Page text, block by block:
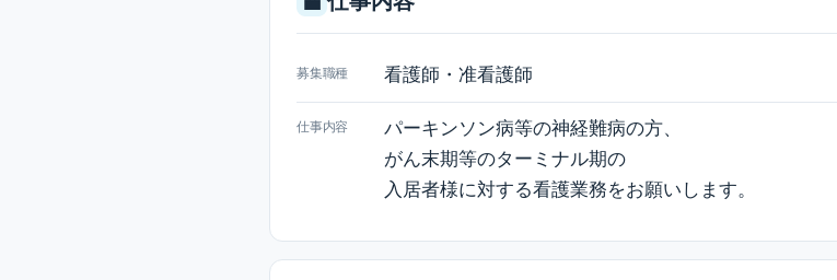
募集職種 看護師・准看護師
仕事内容
パーキンソン病等の神経難病の方、
がん末期等のターミナル期の
入居者様に対する看護業務をお願いします。